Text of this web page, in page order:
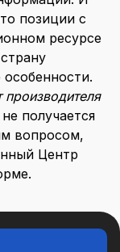
позиции с
ресурсе
производителя
получается
вопросом,
Центр